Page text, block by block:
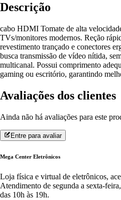
Descrição
cabo HDMI Tomate de alta
TVs/monitores modernos. Reção
revestimento trançado e conectores
busca transmissão de vídeo nítida,
multicanal. Possui comprimento
gaming ou escritório, garantindo
Avaliações dos clientes
Ainda não há avaliações para este
Entre para avaliar
Mega Center Eletrônicos
Loja física e virtual de eletrônicos,
Atendimento de segunda a sexta-
das 10h às 19h.